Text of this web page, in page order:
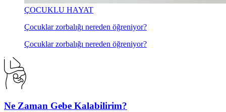
ÇOCUKLU HAYAT
Çocuklar zorbalığı nereden öğreniyor?
Çocuklar zorbalığı nereden öğreniyor?
Ne Zaman Gebe Kalabilirim?